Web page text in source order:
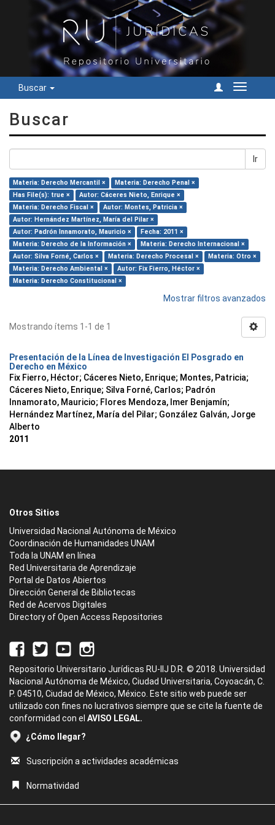
Buscar
Cambiar
Buscar
Ir
Materia: Derecho Mercantil ×
Materia: Derecho Penal ×
Has File(s): true ×
Autor: Cáceres Nieto, Enrique ×
Materia: Derecho Fiscal ×
Autor: Montes, Patricia ×
Autor: Hernández Martínez, María del Pilar ×
Autor: Padrón Innamorato, Mauricio ×
Fecha: 2011 ×
Materia: Derecho de la Información ×
Materia: Derecho Internacional ×
Autor: Silva Forné, Carlos ×
Materia: Derecho Procesal ×
Materia: Otro ×
Materia: Derecho Ambiental ×
Autor: Fix Fierro, Héctor ×
Materia: Derecho Constitucional ×
Mostrar filtros avanzados
Mostrando ítems 1-1 de 1
Presentación de la Línea de Investigación El Posgrado en
Derecho en México
Fix Fierro, Héctor; Cáceres Nieto, Enrique; Montes, Patricia;
Cáceres Nieto, Enrique; Silva Forné, Carlos; Padrón
Innamorato, Mauricio; Flores Mendoza, Imer Benjamín;
Hernández Martínez, María del Pilar; González Galván, Jorge
Alberto
2011
Otros Sitios
Universidad Nacional Autónoma de México
Coordinación de Humanidades UNAM
Toda la UNAM en línea
Red Universitaria de Aprendizaje
Portal de Datos Abiertos
Dirección General de Bibliotecas
Red de Acervos Digitales
Directory of Open Access Repositories
Repositorio Universitario Jurídicas RU-IIJ D.R. © 2018. Universidad
Nacional Autónoma de México, Ciudad Universitaria, Coyoacán, C.
P. 04510, Ciudad de México, México. Este sitio web puede ser
utilizado con fines no lucrativos siempre que se cite la fuente de
conformidad con el AVISO LEGAL.
¿Cómo llegar?
Suscripción a actividades académicas
Normatividad